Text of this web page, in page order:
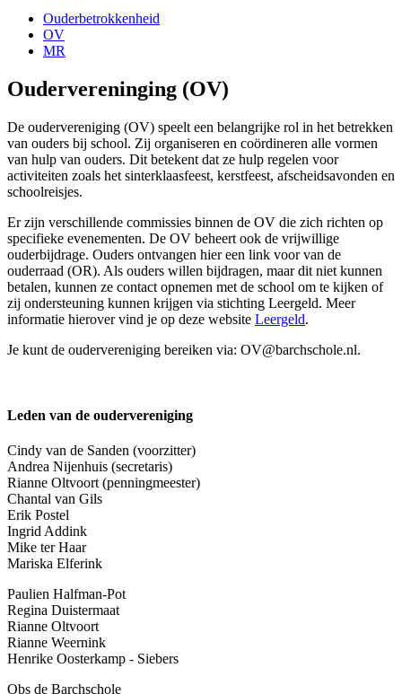
Ouderbetrokkenheid
OV
MR
Oudervereninging (OV)
De oudervereniging (OV) speelt een belangrijke rol in het betrekken
van ouders bij school. Zij organiseren en coördineren alle vormen
van hulp van ouders. Dit betekent dat ze hulp regelen voor
activiteiten zoals het sinterklaasfeest, kerstfeest, afscheidsavonden en
schoolreisjes.
Er zijn verschillende commissies binnen de OV die zich richten op
specifieke evenementen. De OV beheert ook de vrijwillige
ouderbijdrage. Ouders ontvangen hier een link voor van de
ouderraad (OR). Als ouders willen bijdragen, maar dit niet kunnen
betalen, kunnen ze contact opnemen met de school om te kijken of
zij ondersteuning kunnen krijgen via stichting Leergeld. Meer
informatie hierover vind je op deze website Leergeld.
Je kunt de oudervereniging bereiken via: OV@barchschole.nl.
Leden van de oudervereniging
Cindy van de Sanden (voorzitter)
Andrea Nijenhuis (secretaris)
Rianne Oltvoort (penningmeester)
Chantal van Gils
Erik Postel
Ingrid Addink
Mike ter Haar
Mariska Elferink
Paulien Halfman-Pot
Regina Duistermaat
Rianne Oltvoort
Rianne Weernink
Henrike Oosterkamp - Siebers
Obs de Barchschole